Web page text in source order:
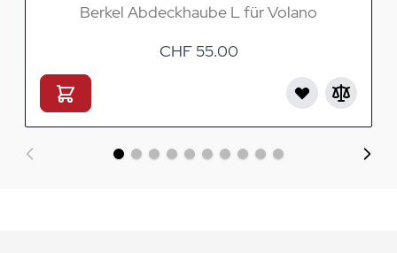
Berkel Abdeckhaube L für Volano
CHF 55.00